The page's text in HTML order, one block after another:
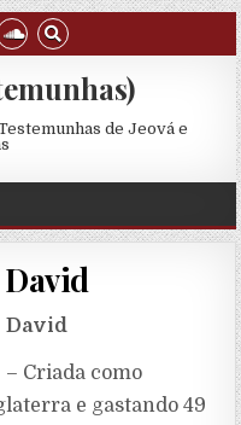
de Jeová e
David
– Criada como
e gastando 49